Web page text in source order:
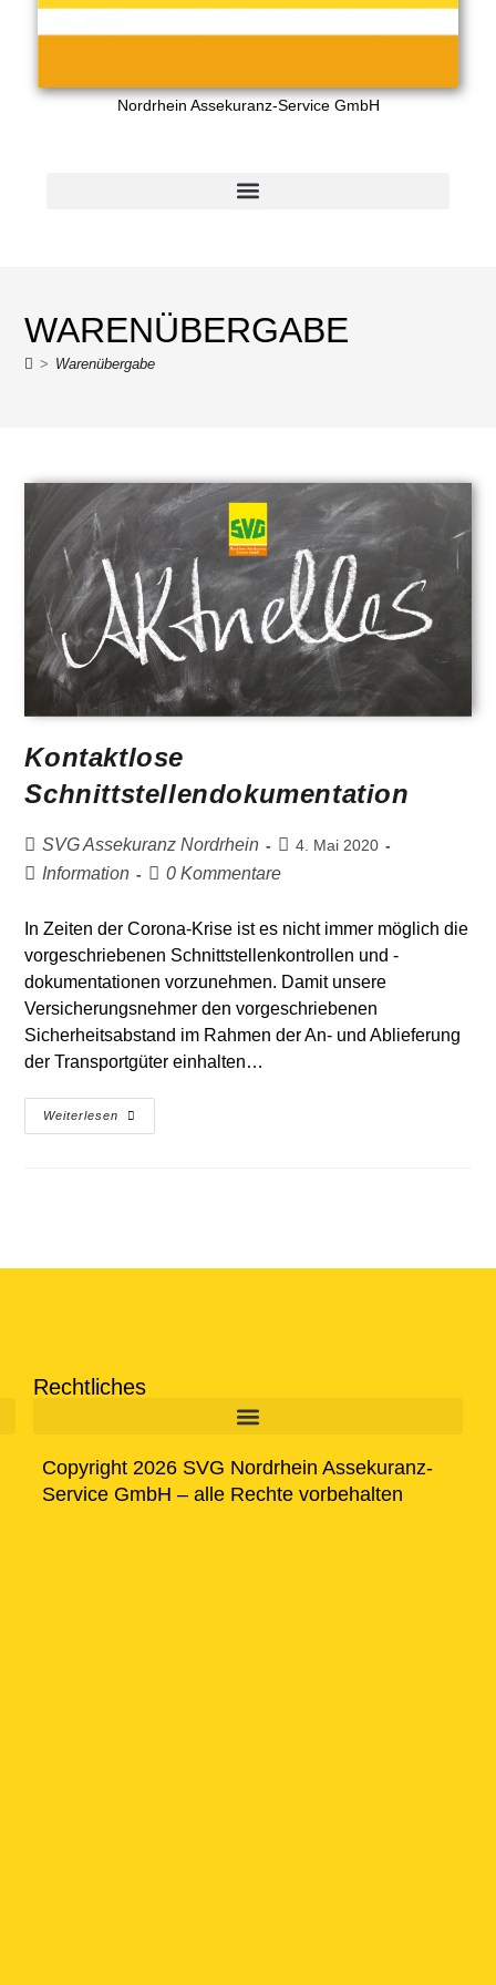
Nordrhein Assekuranz-Service GmbH
WARENÜBERGABE
> Warenübergabe
Kontaktlose
Schnittstellendokumentation
SVG Assekuranz Nordrhein 4. Mai 2020
Information 0 Kommentare
In Zeiten der Corona-Krise ist es nicht immer möglich die
vorgeschriebenen Schnittstellenkontrollen und -
dokumentationen vorzunehmen. Damit unsere
Versicherungsnehmer den vorgeschriebenen
Sicherheitsabstand im Rahmen der An- und Ablieferung
der Transportgüter einhalten…
Weiterlesen
Rechtliches
Copyright 2026 SVG Nordrhein Assekuranz-
Service GmbH – alle Rechte vorbehalten